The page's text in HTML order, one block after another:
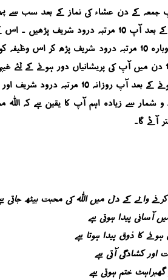
اور 1000 مرتبہ اللہ کا صفاتی نام یا مجید ورد کریں ۔
ورد کرنے کی عادت بنائیں تاکہ آپ کو بیان کئے گئے وظیفہ کی روحانی برکات ہمیشہ حاصل ہوتی رہیں ۔
و شمار سے زیادہ اہم آپ کا یقین ہے کہ
آئے گا۔
والے کے دل میں اللہ کی محبت بیٹھ جاتی
آسانی پیدا ہوتی ہے
کا ذوق پیدا ہوتا ہے
اور کشادگی آتی ہے
ختم ہوتی ہے